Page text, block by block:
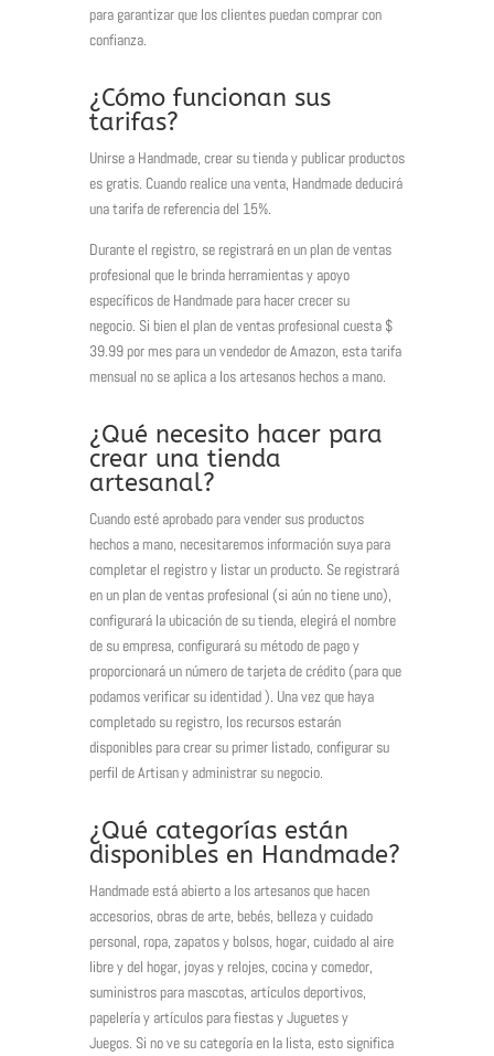
para garantizar que los clientes puedan comprar con
confianza.
¿Cómo funcionan sus
tarifas?
Unirse a Handmade, crear su tienda y publicar productos
es gratis. Cuando realice una venta, Handmade deducirá
una tarifa de referencia del 15%.
Durante el registro, se registrará en un plan de ventas
profesional que le brinda herramientas y apoyo
específicos de Handmade para hacer crecer su
negocio. Si bien el plan de ventas profesional cuesta $
39.99 por mes para un vendedor de Amazon, esta tarifa
mensual no se aplica a los artesanos hechos a mano.
¿Qué necesito hacer para
crear una tienda
artesanal?
Cuando esté aprobado para vender sus productos
hechos a mano, necesitaremos información suya para
completar el registro y listar un producto. Se registrará
en un plan de ventas profesional (si aún no tiene uno),
configurará la ubicación de su tienda, elegirá el nombre
de su empresa, configurará su método de pago y
proporcionará un número de tarjeta de crédito (para que
podamos verificar su identidad ). Una vez que haya
completado su registro, los recursos estarán
disponibles para crear su primer listado, configurar su
perfil de Artisan y administrar su negocio.
¿Qué categorías están
disponibles en Handmade?
Handmade está abierto a los artesanos que hacen
accesorios, obras de arte, bebés, belleza y cuidado
personal, ropa, zapatos y bolsos, hogar, cuidado al aire
libre y del hogar, joyas y relojes, cocina y comedor,
suministros para mascotas, artículos deportivos,
papelería y artículos para fiestas y Juguetes y
Juegos. Si no ve su categoría en la lista, esto significa